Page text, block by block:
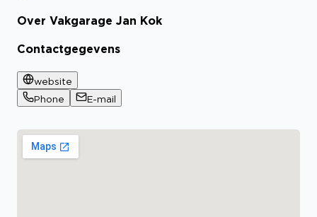
Bekijk certificaat
Over Vakgarage Jan Kok
Contactgegevens
website
Phone
E-mail